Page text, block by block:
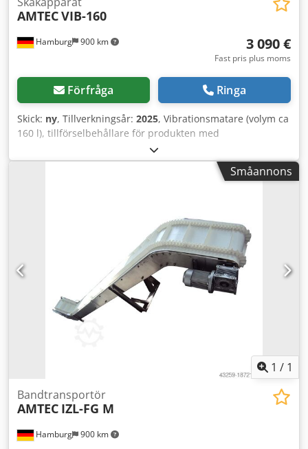
Hamburg 900 km
AMTECVIB-160
3 090 €
Fast pris plus moms
Förfråga Ringa
Skick: ny, Tillverkningsår: 2025, Vibrationsmatare (volym ca
160 l), tillförselbehållare för produkten med
vibrationsmekanism för att transportera produkten till
tillförseltransportören. Rostfritt stål; L800xB880xH1100;
150/250 kg. Maskinen/anläggningen finns även i andra
Observera att våra nypriser ofta ligger under de vanliga
begagnatpriserna. Kontakta oss gärna och beskriv ert
förpackningsbehov. - Vi har vanligtvis 30-50 olika nya
maskiner tillgängliga omgående från lager. För
kundspecifika maskiner har vi dessutom mycket korta
leveranstider från ca 3 veckor. - Alla maskiner levereras
med full garanti.
Småannons
1 / 1
Hamburg 900 km
Bandtransportör
AMTEC IZL-FG M